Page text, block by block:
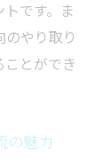
です。ま
やり取り
とができ
の魅力